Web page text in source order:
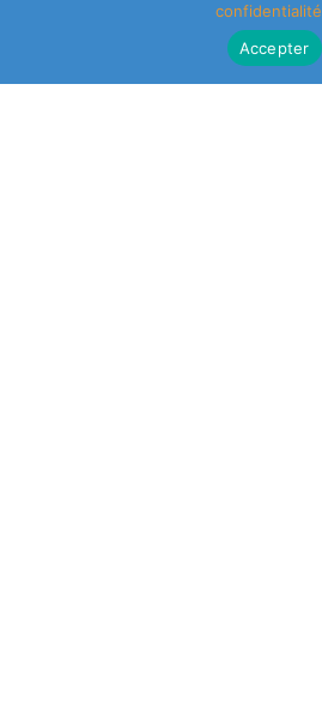
confidentialité
Accepter